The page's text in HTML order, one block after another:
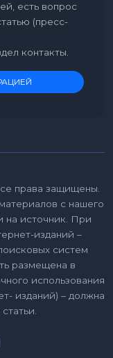
есть вопрос
(пресс-
контакты.
права защищены.
с нашего
на источник. При
изданий –
систем
размещена в
использования
изданий) – должна